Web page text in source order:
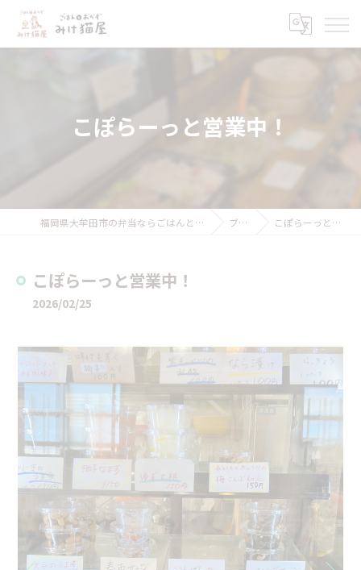
こぽらーっと営業中！
福岡県大牟田市の弁当ならごはんとおかず みけ猫屋 ブログ こぽらーっと営業中！
こぽらーっと営業中！
2026/02/25